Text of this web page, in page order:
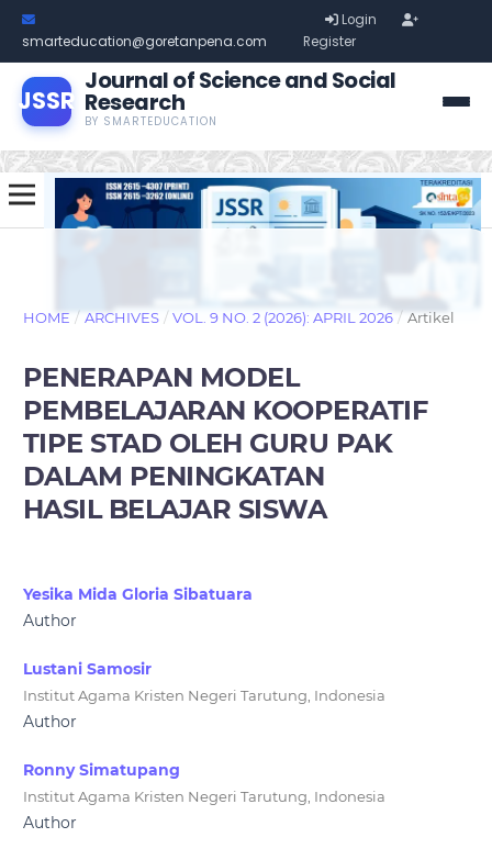
smarteducation@goretanpena.com
Login
Register
JSSR
Journal of Science and Social
Research
BY SMARTEDUCATION
HOME / ARCHIVES / VOL. 9 NO. 2 (2026): APRIL 2026 / Artikel
PENERAPAN MODEL
PEMBELAJARAN KOOPERATIF
TIPE STAD OLEH GURU PAK
DALAM PENINGKATAN
HASIL BELAJAR SISWA
Yesika Mida Gloria Sibatuara
Author
Lustani Samosir
Institut Agama Kristen Negeri Tarutung, Indonesia
Author
Ronny Simatupang
Institut Agama Kristen Negeri Tarutung, Indonesia
Author